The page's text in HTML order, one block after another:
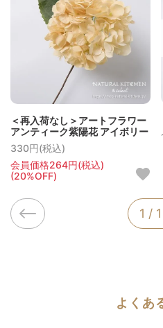
＜再入荷なし＞アートフラワー
アンティーク紫陽花 アイボリー
330円(税込)
会員価格264円(税込)
(20%OFF)
1 / 1
よくあ